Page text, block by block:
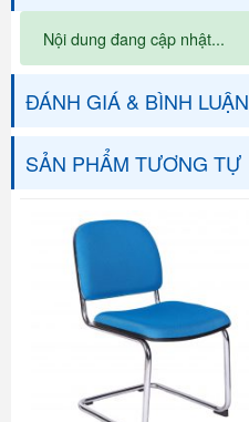
Nội dung đang cập nhật...
ĐÁNH GIÁ & BÌNH LUẬN
SẢN PHẨM TƯƠNG TỰ